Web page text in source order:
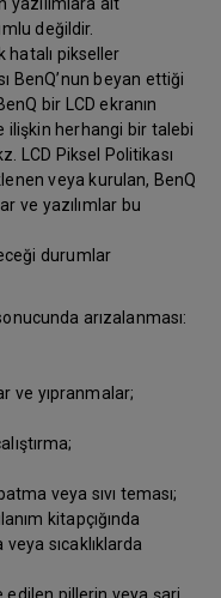
değildir.
hatalı pikseller
BenQ’nun beyan ettiği
bir LCD ekranın
herhangi bir talebi
LCD Piksel Politikası
veya kurulan, BenQ
ve yazılımlar bu
durumlar
arızalanması:
ve yıpranmalar;
veya sıvı teması;
kitapçığında
sıcaklıklarda